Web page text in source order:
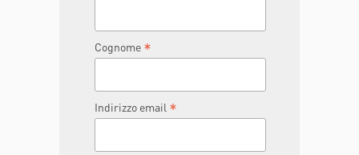
Cognome *
Indirizzo email *